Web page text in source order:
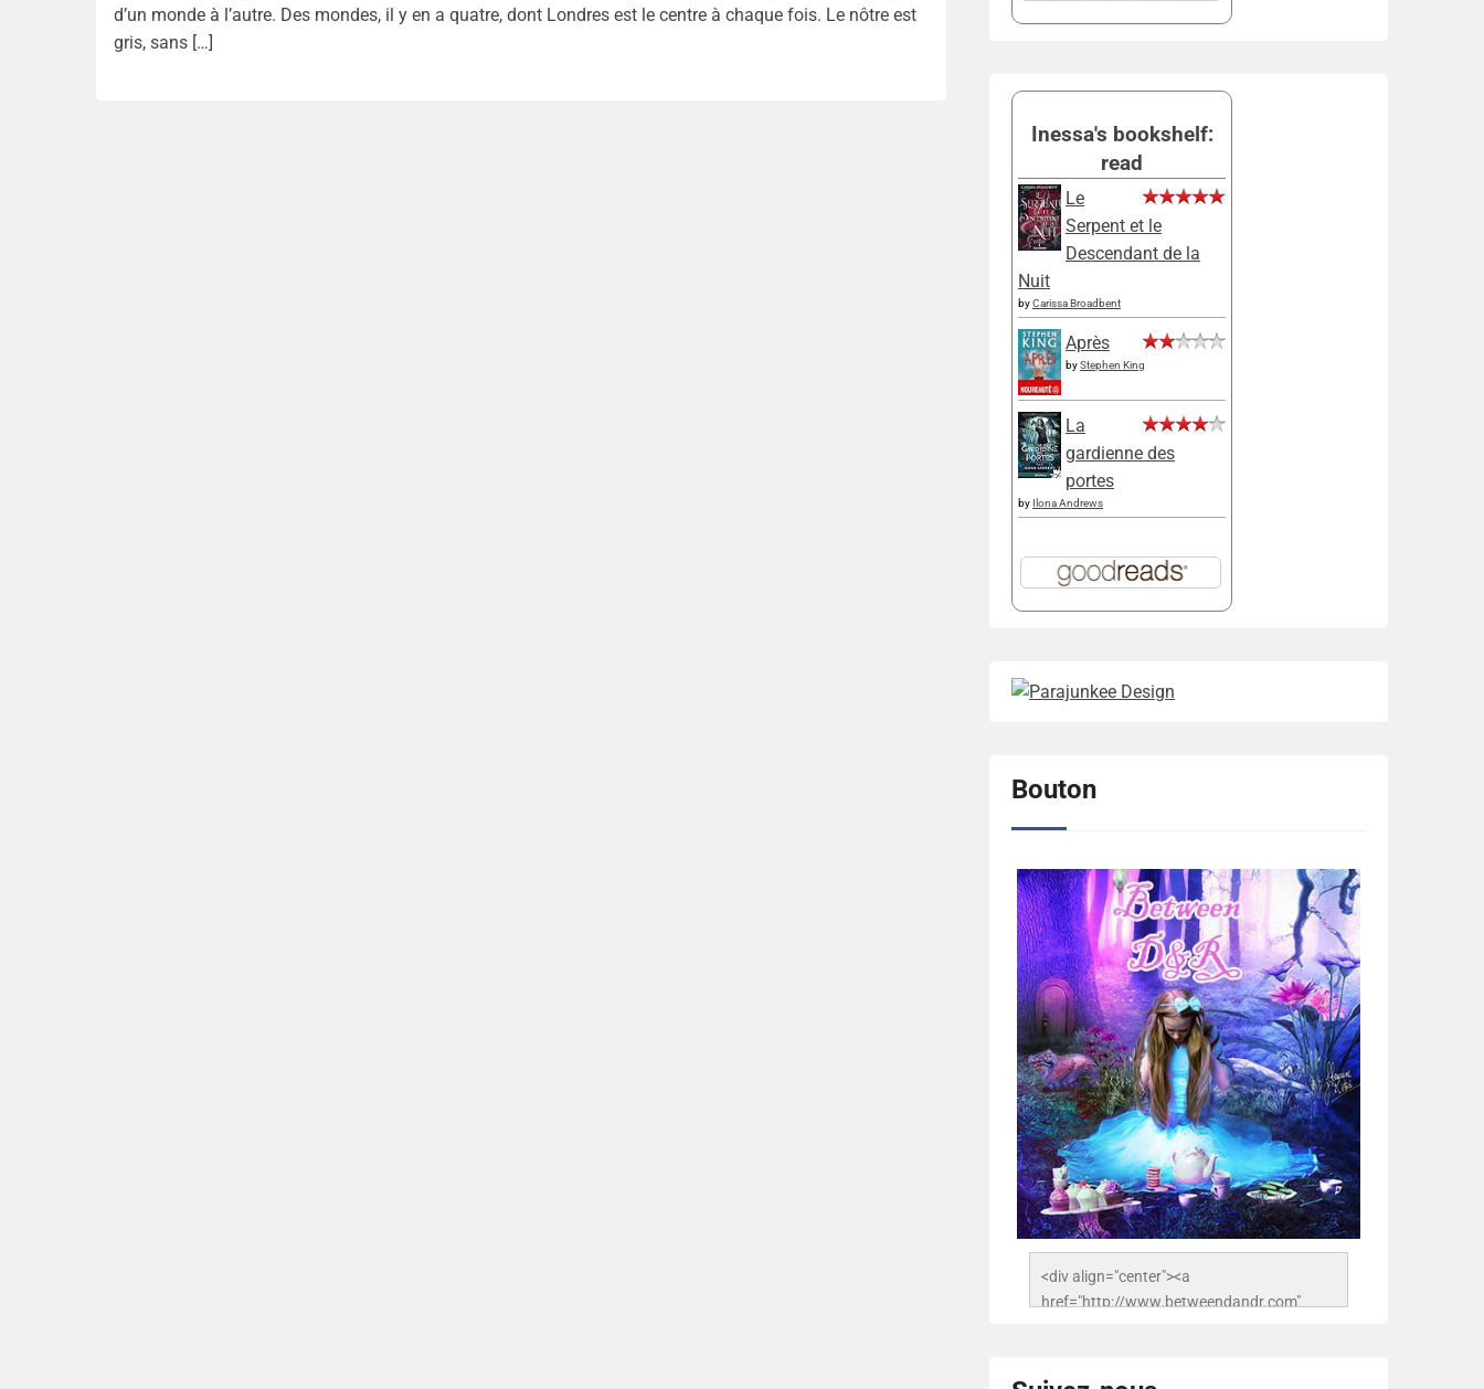
d’un monde à l’autre. Des mondes, il y en a quatre, dont Londres est le centre à chaque fois. Le nôtre est
gris, sans […]
Inessa's bookshelf:
read
Le
Serpent et le
Descendant de la
Nuit
byCarissa Broadbent
Après
byStephen King
La
gardienne des
portes
by Ilona Andrews
Bouton
<div align="center"><a
href="http://www.betweendandr.com"
503716673157532-